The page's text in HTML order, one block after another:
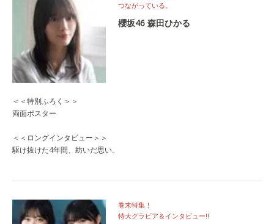
つながっている。
櫻坂46 森田ひかる
＜＜特別ふろく＞＞
両面ポスター
＜＜ロングインタビュー＞＞
駆け抜けた4年間、紡いだ思い。
巻末特集！
特大グラビア＆インタビュー‼